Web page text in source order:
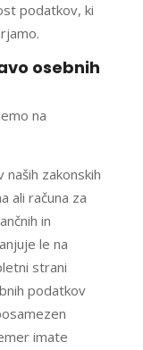
podatkov, ki
osebnih
na
zakonskih
ali računa za
in
le na
strani
podatkov
imate